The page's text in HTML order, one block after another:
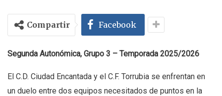
Compartir Facebook
Segunda Autonómica, Grupo 3 – Temporada 2025/2026
El C.D. Ciudad Encantada y el C.F. Torrubia se enfrentan en
un duelo entre dos equipos necesitados de puntos en la